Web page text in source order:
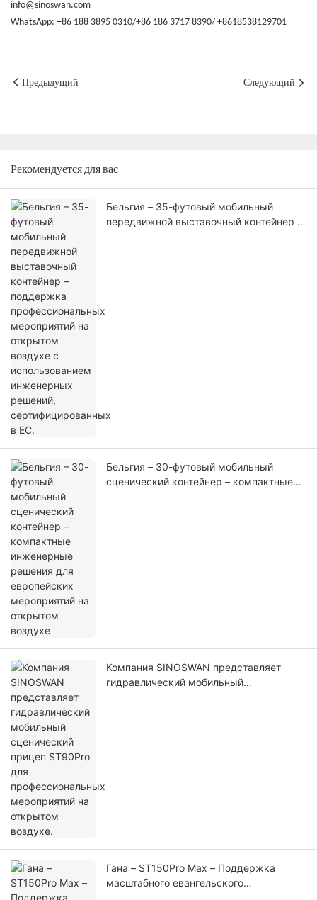
info@sinoswan.com
WhatsApp: +86 188 3895 0310/+86 186 3717 8390/ +8618538129701
Предыдущий Следующий
Рекомендуется для вас
Бельгия – 35-футовый мобильный
передвижной выставочный контейнер –
Бельгия – 30-футовый мобильный
сценический контейнер – компактные
Компания SINOSWAN представляет
гидравлический мобильный
Гана – ST150Pro Max – Поддержка
масштабного евангельского